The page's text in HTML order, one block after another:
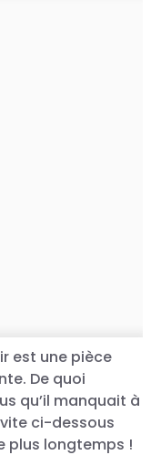
est une pièce
De quoi
qu’il manquait à
ci-dessous
plus longtemps !